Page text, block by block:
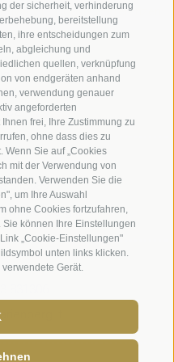
der sicherheit, verhinderung
bereitstellung
ihre entscheidungen zum
abgleichung und
quellen, verknüpfung
von endgeräten anhand
verwendung genauer
angeforderten
frei, Ihre Zustimmung zu
ohne dass dies zu
Wenn Sie auf „Cookies
mit der Verwendung von
Verwenden Sie die
um Ihre Auswahl
ohne Cookies fortzufahren,
können Ihre Einstellungen
„Cookie-Einstellungen"
unten links klicken.
Gerät.
Privacy | Cookie Präferenzen
Marienberg
1
BZ
Verwaltung
843989